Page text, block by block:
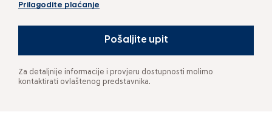
Prilagodite plaćanje
Pošaljite upit
Za detaljnije informacije i provjeru dostupnosti molimo
kontaktirati ovlaštenog predstavnika.